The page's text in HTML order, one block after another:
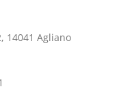
14041 Agliano